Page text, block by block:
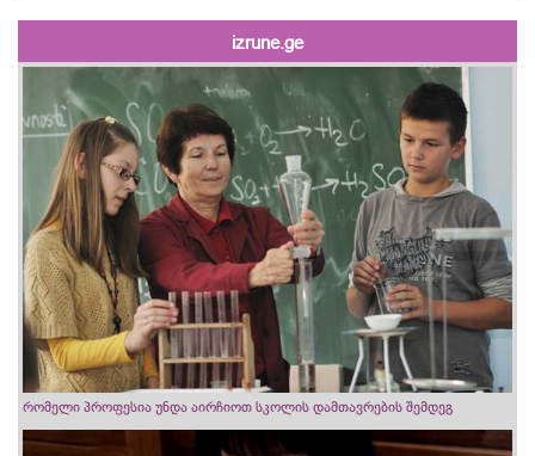
izrune.ge
რომელი პროფესია უნდა აირჩიოთ სკოლის დამთავრების შემდეგ